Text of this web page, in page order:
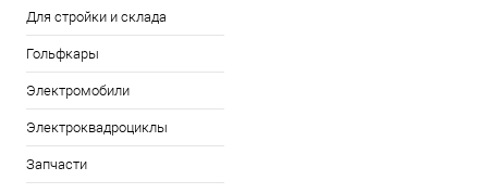
Для стройки и склада
Гольфкары
Электромобили
Электроквадроциклы
Запчасти